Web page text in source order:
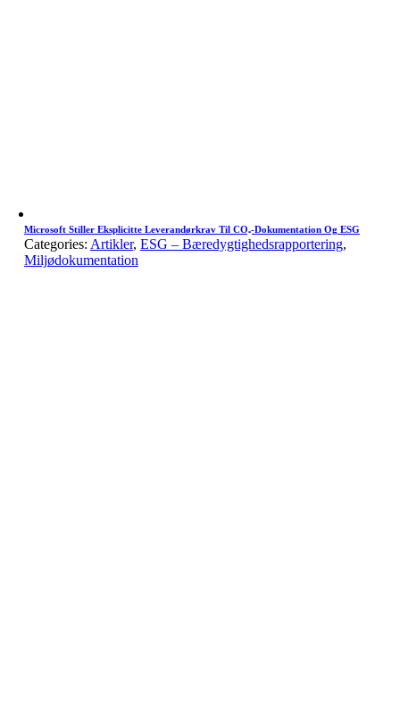
Microsoft Stiller Eksplicitte Leverandørkrav Til CO₂-Dokumentation Og ESG
Categories: Artikler, ESG – Bæredygtighedsrapportering,
Miljødokumentation